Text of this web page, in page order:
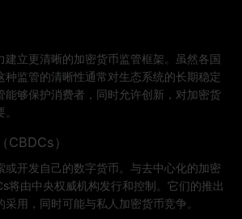
建立更清晰的加密货币监管框架。虽然各国
种监管的清晰性通常对生态系统的长期稳定
能够保护消费者，同时允许创新，对加密货
CBDCs）
或开发自己的数字货币。与去中心化的加密
将由中央权威机构发行和控制。它们的推出
用，同时可能与私人加密货币竞争。